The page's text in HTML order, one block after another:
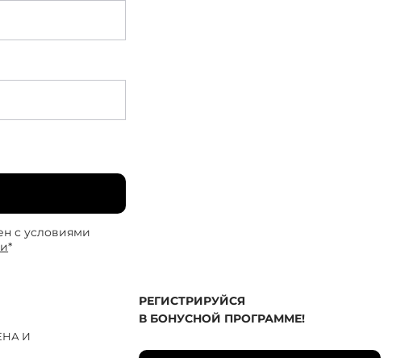
с условиями
*
И
РЕГИСТРИРУЙСЯ
В БОНУСНОЙ ПРОГРАММЕ!